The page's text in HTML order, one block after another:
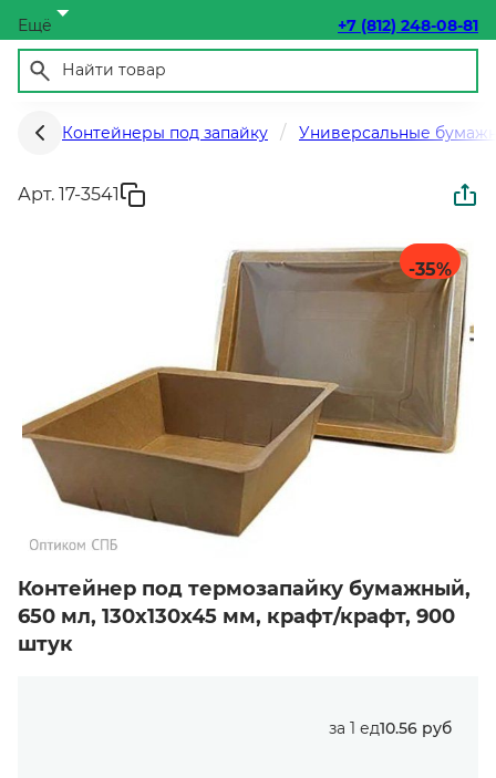
Ещё +7 (812) 248-08-81
Контейнеры под запайку Универсальные
Арт. 17-3541
-35%
Контейнер под термозапайку бумажный,
650 мл, 130х130х45 мм, крафт/крафт, 900
штук
за 1 ед10.56 руб